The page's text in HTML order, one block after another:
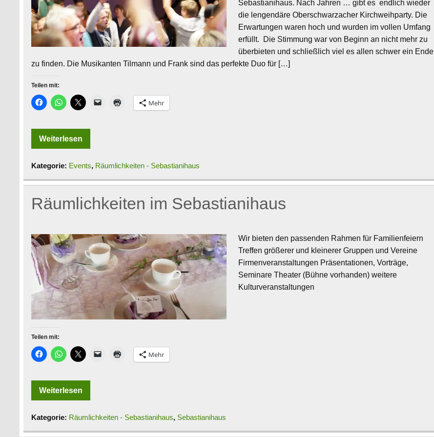
Sebastianihaus. Nach Jahren … gibt es endlich wieder
die lengendäre Oberschwarzacher Kirchweihparty. Die
Erwartungen waren hoch und wurden im vollen Umfang
erfüllt. Die Stimmung war von Beginn an nicht mehr zu
überbieten und schließlich viel es allen schwer ein Ende
zu finden. Die Musikanten Tilmann und Frank sind das perfekte Duo für […]
Teilen mit:
Mehr
Weiterlesen
Kategorie: Events, Räumlichkeiten - Sebastianihaus
Räumlichkeiten im Sebastianihaus
Wir bieten den passenden Rahmen für Familienfeiern
Treffen größerer und kleinerer Gruppen und Vereine
Firmenveranstaltungen Präsentationen, Vorträge,
Seminare Theater (Bühne vorhanden) weitere
Kulturveranstaltungen
Teilen mit:
Mehr
Weiterlesen
Kategorie: Räumlichkeiten - Sebastianihaus, Sebastianihaus